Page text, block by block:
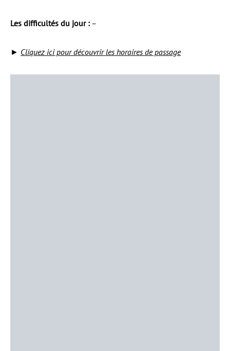
Les difficultés du jour : –
► Cliquez ici pour découvrir les horaires de passage